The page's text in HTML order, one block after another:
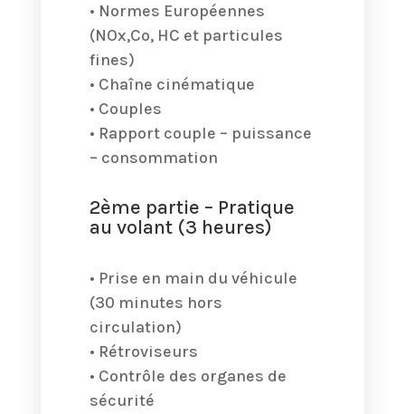
• Normes Européennes
(NOx,Co, HC et particules
fines)
• Chaîne cinématique
• Couples
• Rapport couple – puissance
– consommation
2ème partie – Pratique
au volant (3 heures)
• Prise en main du véhicule
(30 minutes hors
circulation)
• Rétroviseurs
• Contrôle des organes de
sécurité